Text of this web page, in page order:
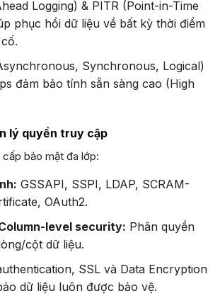
Logging) & PITR (Point-in-Time
phục hồi dữ liệu về bất kỳ thời điểm
Synchronous, Logical)
đảm bảo tính sẵn sàng cao (High
lý quyền truy cập
bảo mật đa lớp:
GSSAPI, SSPI, LDAP, SCRAM-
OAuth2.
level security: Phân quyền
cột dữ liệu.
SSL và Data Encryption
dữ liệu luôn được bảo vệ.